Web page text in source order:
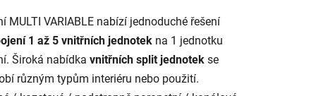
MULTI VARIABLE nabízí jednoduché řešení
1 až 5 vnitřních jednotek na 1 jednotku
Široká nabídka vnitřních split jednotek se
různým typům interiéru nebo použití.